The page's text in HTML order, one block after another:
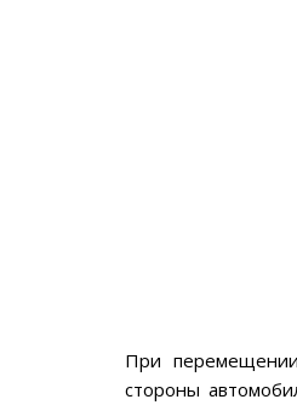
При перемещении
стороны